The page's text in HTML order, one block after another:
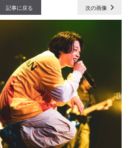
記事に戻る 次の画像